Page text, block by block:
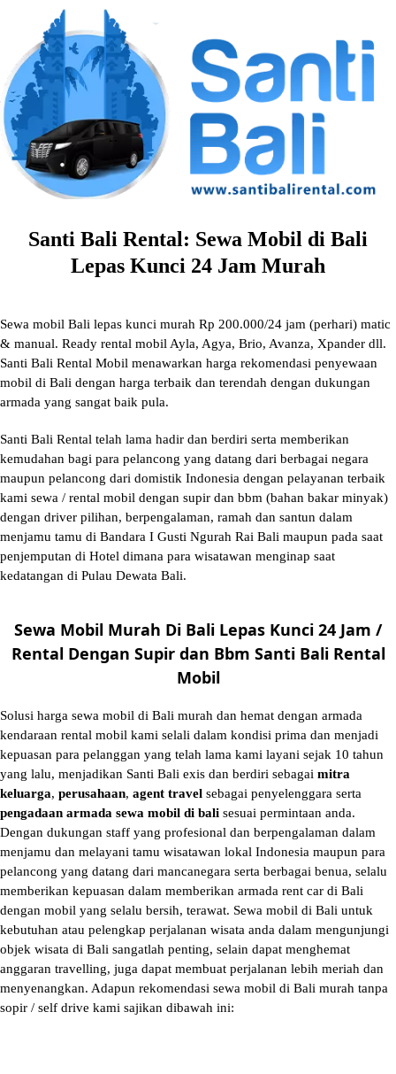
content
Santi Bali Rental: Sewa Mobil di Bali
Lepas Kunci 24 Jam Murah
Sewa mobil Bali lepas kunci murah Rp 200.000/24 jam (perhari) matic
& manual. Ready rental mobil Ayla, Agya, Brio, Avanza, Xpander dll.
Santi Bali Rental Mobil menawarkan harga rekomendasi penyewaan
mobil di Bali dengan harga terbaik dan terendah dengan dukungan
armada yang sangat baik pula.
Santi Bali Rental telah lama hadir dan berdiri serta memberikan
kemudahan bagi para pelancong yang datang dari berbagai negara
maupun pelancong dari domistik Indonesia dengan pelayanan terbaik
kami sewa / rental mobil dengan supir dan bbm (bahan bakar minyak)
dengan driver pilihan, berpengalaman, ramah dan santun dalam
menjamu tamu di Bandara I Gusti Ngurah Rai Bali maupun pada saat
penjemputan di Hotel dimana para wisatawan menginap saat
kedatangan di Pulau Dewata Bali.
Sewa Mobil Murah Di Bali Lepas Kunci 24 Jam /
Rental Dengan Supir dan Bbm Santi Bali Rental
Mobil
Solusi harga sewa mobil di Bali murah dan hemat dengan armada
kendaraan rental mobil kami selali dalam kondisi prima dan menjadi
kepuasan para pelanggan yang telah lama kami layani sejak 10 tahun
yang lalu, menjadikan Santi Bali exis dan berdiri sebagai mitra
keluarga, perusahaan, agent travel sebagai penyelenggara serta
pengadaan armada sewa mobil di bali sesuai permintaan anda.
Dengan dukungan staff yang profesional dan berpengalaman dalam
menjamu dan melayani tamu wisatawan lokal Indonesia maupun para
pelancong yang datang dari mancanegara serta berbagai benua, selalu
memberikan kepuasan dalam memberikan armada rent car di Bali
dengan mobil yang selalu bersih, terawat. Sewa mobil di Bali untuk
kebutuhan atau pelengkap perjalanan wisata anda dalam mengunjungi
objek wisata di Bali sangatlah penting, selain dapat menghemat
anggaran travelling, juga dapat membuat perjalanan lebih meriah dan
menyenangkan. Adapun rekomendasi sewa mobil di Bali murah tanpa
sopir / self drive kami sajikan dibawah ini: